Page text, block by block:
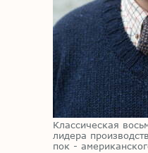
Клас­си­че­ская
ли­де­ра
пок -